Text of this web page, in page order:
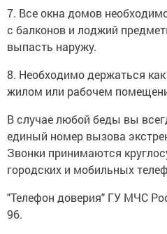
7. Все окна домов
с балконов и лоджий
выпасть наружу.
8. Необходимо держаться
жилом или рабочем
В случае любой беды вы
единый номер вызова
Звонки принимаются
городских и мобильных
"Телефон доверия" ГУ МЧС
96.